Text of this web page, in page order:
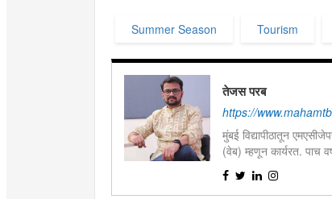
Summer Season Tourism
तेजस परब
https://
मुंबई विद्यापीठातून
(वेब) म्हणून कार्यरत. पाच
वृत्तपत्रांतील निनावी
अभ्यासक.